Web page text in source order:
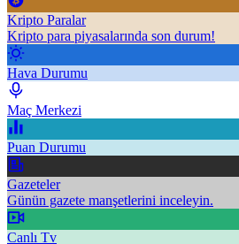
Kripto Paralar
Kripto para piyasalarında son durum!
Hava Durumu
Maç Merkezi
Puan Durumu
Gazeteler
Günün gazete manşetlerini inceleyin.
Canlı Tv